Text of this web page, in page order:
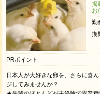
掲
お
勤
期
PRポイント
日本人が大好きな卵を、さらに喜
ジしてみませんか？